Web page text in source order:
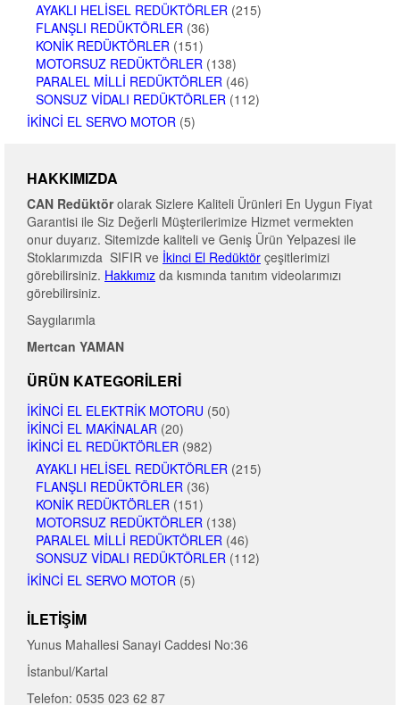
AYAKLI HELISEL REDÜKTÖRLER (215)
FLANŞLI REDÜKTÖRLER (36)
KONIK REDÜKTÖRLER (151)
MOTORSUZ REDÜKTÖRLER (138)
PARALEL MILLI REDÜKTÖRLER (46)
SONSUZ VIDALI REDÜKTÖRLER (112)
İKINCI EL SERVO MOTOR (5)
HAKKIMIZDA
CAN Redüktörolarak Sizlere Kaliteli Ürünleri En Uygun Fiyat
Garantisi ile Siz Değerli Müşterilerimize Hizmet vermekten
onur duyarız. Sitemizde kaliteli ve Geniş Ürün Yelpazesi ile
Stoklarımızda SIFIR ve İkinci El Redüktör çeşitlerimizi
görebilirsiniz. Hakkımız da kısmında tanıtım videolarımızı
görebilirsiniz.
Saygılarımla
Mertcan YAMAN
ÜRÜN KATEGORILERI
İKINCI EL ELEKTRIK MOTORU (50)
İKINCI EL MAKINALAR (20)
İKINCI EL REDÜKTÖRLER (982)
AYAKLI HELISEL REDÜKTÖRLER (215)
FLANŞLI REDÜKTÖRLER (36)
KONIK REDÜKTÖRLER (151)
MOTORSUZ REDÜKTÖRLER (138)
PARALEL MILLI REDÜKTÖRLER (46)
SONSUZ VIDALI REDÜKTÖRLER (112)
İKINCI EL SERVO MOTOR (5)
İLETIŞIM
Yunus Mahallesi Sanayi Caddesi No:36
İstanbul/Kartal
Telefon: 0535 023 62 87